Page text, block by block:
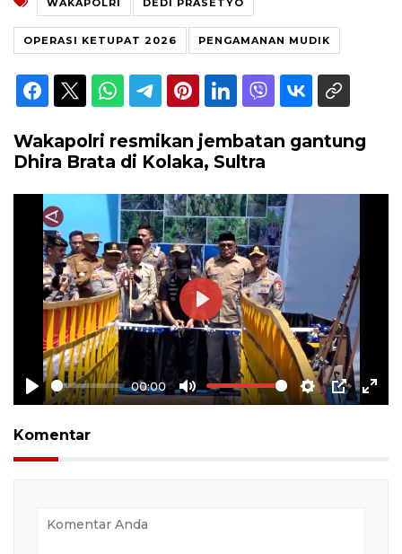
OPERASI KETUPAT 2026 PENGAMANAN MUDIK
Wakapolri resmikan jembatan gantung
Dhira Brata di Kolaka, Sultra
Play
00:00
Mute Settings
PIP
Play
Komentar